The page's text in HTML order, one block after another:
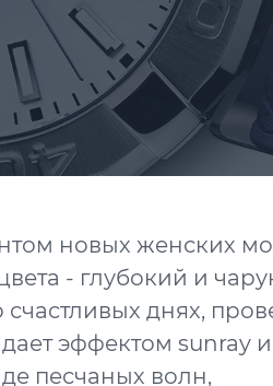
новых женских
- глубокий и
днях,
эффектом sunray и
песчаных волн,